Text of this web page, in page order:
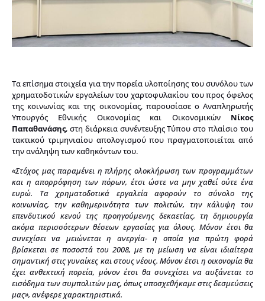
Τα επίσημα στοιχεία για την πορεία υλοποίησης του συνόλου των
χρηματοδοτικών εργαλείων του χαρτοφυλακίου του προς όφελος
της κοινωνίας και της οικονομίας, παρουσίασε ο Αναπληρωτής
Υπουργός Εθνικής Οικονομίας και Οικονομικών Νίκος
Παπαθανάσης, στη διάρκεια συνέντευξης Τύπου στο πλαίσιο του
τακτικού τριμηνιαίου απολογισμού που πραγματοποιείται από
την ανάληψη των καθηκόντων του.
«Στόχος μας παραμένει η πλήρης ολοκλήρωση των προγραμμάτων
και η απορρόφηση των πόρων, έτσι ώστε να μην χαθεί ούτε ένα
ευρώ.
Τα χρηματοδοτικά εργαλεία αφορούν το σύνολο της
κοινωνίας, την καθημερινότητα των πολιτών, την κάλυψη του
επενδυτικού κενού της προηγούμενης δεκαετίας, τη δημιουργία
ακόμα περισσότερων θέσεων εργασίας για όλους. Μόνον έτσι θα
συνεχίσει να μειώνεται η ανεργία- η οποία για πρώτη φορά
βρίσκεται σε ποσοστά του 2008, με τη μείωση να είναι ιδιαίτερα
σημαντική στις γυναίκες και στους νέους. Μόνον έτσι η οικονομία θα
έχει ανθεκτική πορεία, μόνον έτσι θα συνεχίσει να αυξάνεται το
εισόδημα των συμπολιτών μας, όπως υποσχεθήκαμε στις δεσμεύσεις
μας», ανέφερε χαρακτηριστικά.